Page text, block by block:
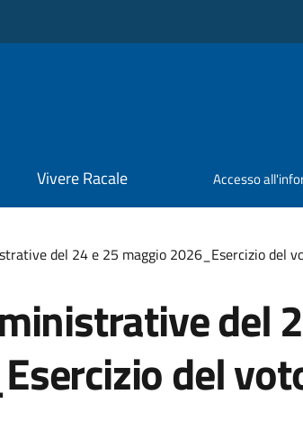
Vivere Racale Accesso
del 24 e 25 maggio 2026_Esercizio del
del
del